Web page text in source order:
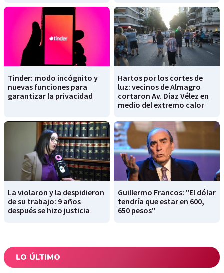
Tinder: modo incógnito y
nuevas funciones para
garantizar la privacidad
Hartos por los cortes de
luz: vecinos de Almagro
cortaron Av. Díaz Vélez en
medio del extremo calor
La violaron y la despidieron
de su trabajo: 9 años
después se hizo justicia
Guillermo Francos: "El dólar
tendría que estar en 600,
650 pesos"
LO ÚLTIMO